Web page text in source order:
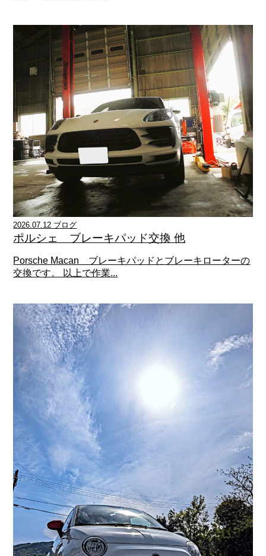
2026.07.12 ブログ
ポルシェ ブレーキパッド交換 他
Porsche Macan ブレーキパッドとブレーキローターの
交換です。 以上で作業...